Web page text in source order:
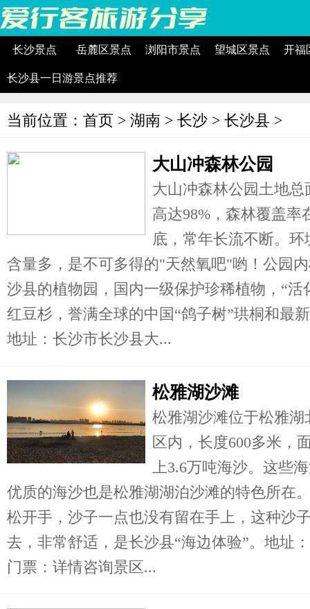
长沙景点 岳麓区景点 浏阳市景点 望城区景点 开福
长沙县一日游景点推荐
当前位置： 首页 > 湖南 > 长沙 > 长沙县 >
大山冲森林公园
大山冲森林公园土地总
高达98%，森林覆盖率
底，常年长流不断。
含量多，是不可多得的"天然氧吧"哟！公园
沙县的植物园，国内一级保护珍稀植物，“
红豆杉，誉满全球的中国“鸽子树”珙桐和最
地址：长沙市长沙县大...
松雅湖沙滩
松雅湖沙滩位于松雅
区内，长度600多米，
上3.6万吨海沙。这些
优质的海沙也是松雅湖湖泊沙滩的特色所在
松开手，沙子一点也没有留在手上，这种沙
去，非常舒适，是长沙县“海边体验”。地址
门票：详情咨询景区...